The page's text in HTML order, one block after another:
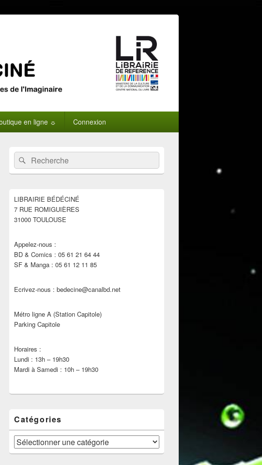
en ligne ☼ Connexion
Zone
principale
de
widget
barre
latérale
Recherche :Rechercher
LIBRAIRIE BÉDÉCINÉ
7 RUE ROMIGUIÈRES
31000 TOULOUSE
Appelez-nous :
BD & Comics : 05 61 21 64 44
SF & Manga : 05 61 12 11 85
Ecrivez-nous : bedecine@canalbd.net
Métro ligne A (Station Capitole)
Parking Capitole
Horaires :
Lundi : 13h – 19h30
Mardi à Samedi : 10h – 19h30
Catégories
Catégories